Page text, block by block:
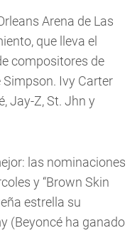
Arena de Las
que lleva el
compositores de
Ivy Carter
Jay-Z, St. Jhn y
las nominaciones
y “Brown Skin
estrella su
(Beyoncé ha ganado